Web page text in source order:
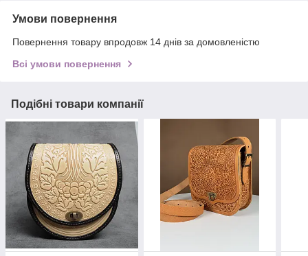
Умови повернення
Повернення товару впродовж 14 днів за домовленістю
Всі умови повернення
Подібні товари компанії